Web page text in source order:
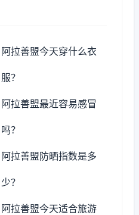
阿拉善盟今天穿什么衣
服？
阿拉善盟最近容易感冒
吗？
阿拉善盟防晒指数是多
少？
阿拉善盟今天适合旅游